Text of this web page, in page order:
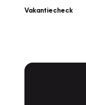
Vakantiecheck